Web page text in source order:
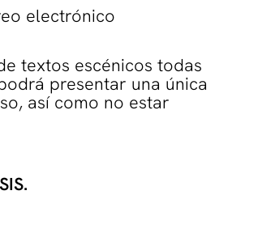
electrónico
textos escénicos todas
presentar una única
así como no estar